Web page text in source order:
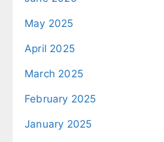
May 2025
April 2025
March 2025
February 2025
January 2025